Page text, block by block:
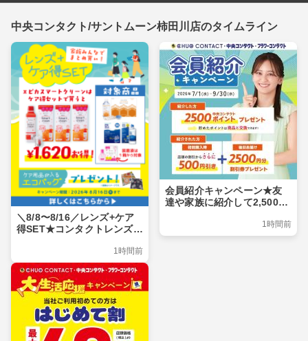
中央コンタクト/サントムーン柿田川店のタイムライン
＼8/8〜8/16／レンズ+ケア
得SET★コンタクトレンズと
1時間前
会員紹介キャンペーン★友
達や家族に紹介して2,500ポ
1時間前